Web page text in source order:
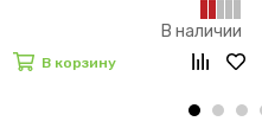
В наличии
В корзину